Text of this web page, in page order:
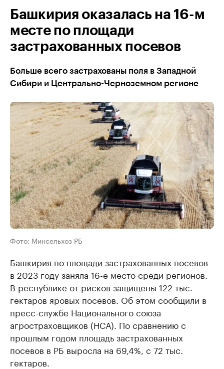
Башкирия оказалась на 16-м
месте по площади
застрахованных посевов
Больше всего застрахованы поля в Западной
Сибири и Центрально-Черноземном регионе
Фото: Минсельхоз РБ
Башкирия по площади застрахованных посевов
в 2023 году заняла 16-е место среди регионов.
В республике от рисков защищены 122 тыс.
гектаров яровых посевов. Об этом сообщили в
пресс-службе Национального союза
агростраховщиков (НСА). По сравнению с
прошлым годом площадь застрахованных
посевов в РБ выросла на 69,4%, с 72 тыс.
гектаров.